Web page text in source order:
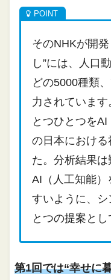
そのNHKが開
し”には、人口
どの5000種類
力されていま
とつひとつを
の日本におけ
た。分析結果は
AI（人工知能）
すいように、
とつの提案とし
第1回では“幸せに